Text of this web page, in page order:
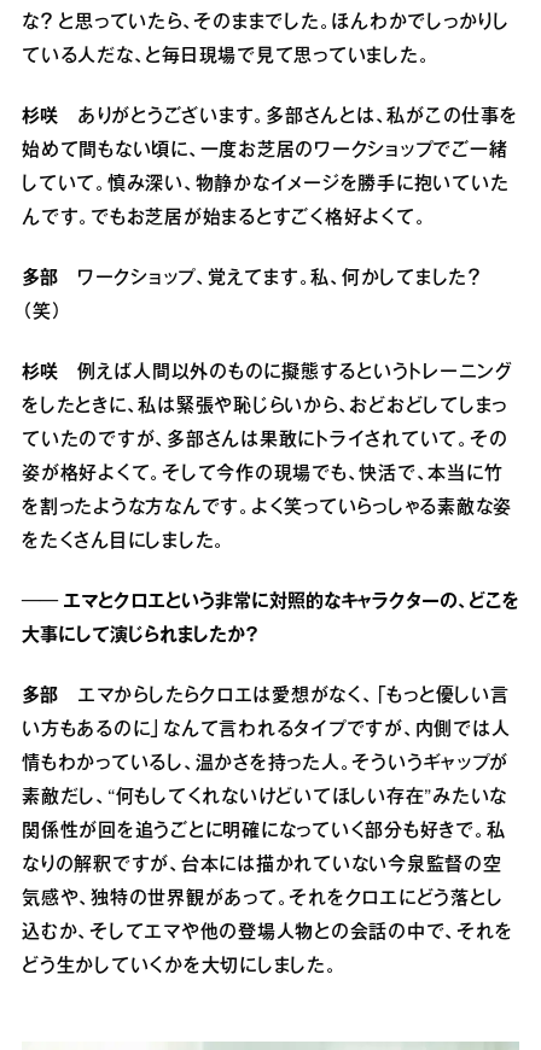
な？ と思っていたら、そのままでした。ほんわかでしっかりし
ている人だな、と毎日現場で見て思っていました。
杉咲 ありがとうございます。多部さんとは、私がこの仕事を
始めて間もない頃に、一度お芝居のワークショップでご一緒
していて。慎み深い、物静かなイメージを勝手に抱いていた
んです。でもお芝居が始まるとすごく格好よくて。
多部 ワークショップ、覚えてます。私、何かしてました？
（笑）
杉咲 例えば人間以外のものに擬態するというトレーニング
をしたときに、私は緊張や恥じらいから、おどおどしてしまっ
ていたのですが、多部さんは果敢にトライされていて。その
姿が格好よくて。そして今作の現場でも、快活で、本当に竹
を割ったような方なんです。よく笑っていらっしゃる素敵な姿
をたくさん目にしました。
── エマとクロエという非常に対照的なキャラクターの、どこを
大事にして演じられましたか？
多部 エマからしたらクロエは愛想がなく、「もっと優しい言
い方もあるのに」なんて言われるタイプですが、内側では人
情もわかっているし、温かさを持った人。そういうギャップが
素敵だし、“何もしてくれないけどいてほしい存在”みたいな
関係性が回を追うごとに明確になっていく部分も好きで。私
なりの解釈ですが、台本には描かれていない今泉監督の空
気感や、独特の世界観があって。それをクロエにどう落とし
込むか、そしてエマや他の登場人物との会話の中で、それを
どう生かしていくかを大切にしました。